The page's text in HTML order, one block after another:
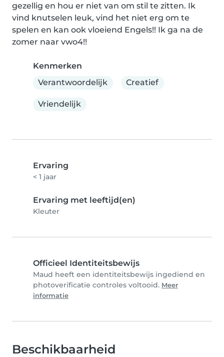
gezellig en hou er niet van om stil te zitten. Ik
vind knutselen leuk, vind het niet erg om te
spelen en kan ook vloeiend Engels!! Ik ga na de
zomer naar vwo4!!
Kenmerken
Verantwoordelijk
Creatief
Vriendelijk
Ervaring
< 1 jaar
Ervaring met leeftijd(en)
Kleuter
Officieel Identiteitsbewijs
Maud heeft een identiteitsbewijs ingediend en
photoverificatie controles voltooid. Meer
informatie
Beschikbaarheid